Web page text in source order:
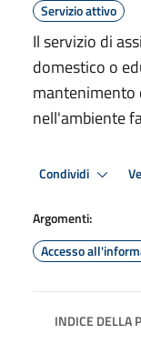
Servizio attivo
Il servizio di
domestico o
mantenimento
nell'ambiente
Condividi
Argomenti:
Accesso
INDICE DELLA